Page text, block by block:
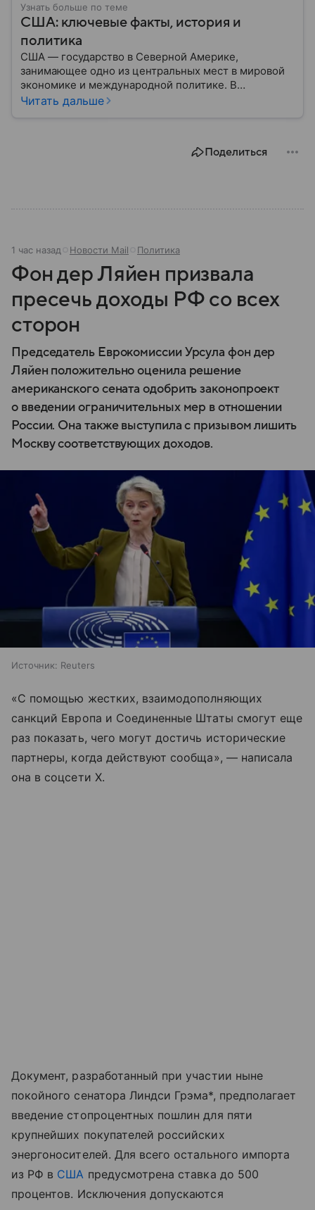
Узнать больше по теме
США: ключевые факты, история и
политика
США — государство в Северной Америке,
занимающее одно из центральных мест в мировой
экономике и международной политике. В
материале — основные сведения об этой стране.
Читать дальше
Поделиться
1 час назад Новости Mail Политика
Фон дер Ляйен призвала
пресечь доходы РФ со всех
сторон
Председатель Еврокомиссии Урсула фон дер
Ляйен положительно оценила решение
американского сената одобрить законопроект
о введении ограничительных мер в отношении
России. Она также выступила с призывом лишить
Москву соответствующих доходов.
Источник: Reuters
«С помощью жестких, взаимодополняющих
санкций Европа и Соединенные Штаты смогут еще
раз показать, чего могут достичь исторические
партнеры, когда действуют сообща», — написала
она в соцсети X.
Документ, разработанный при участии ныне
покойного сенатора Линдси Грэма*, предполагает
введение стопроцентных пошлин для пяти
крупнейших покупателей российских
энергоносителей. Для всего остального импорта
из РФ в США предусмотрена ставка до 500
процентов. Исключения допускаются